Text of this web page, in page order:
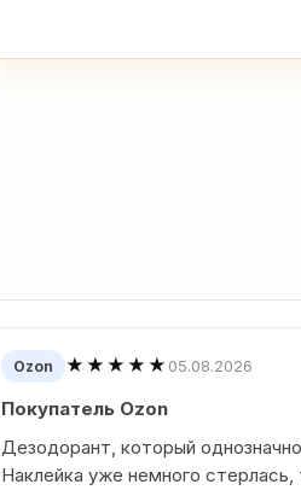
Ozon ★★★★★ 05.08.2026
Покупатель Ozon
Дезодорант, который
Наклейка уже немного стерлась,